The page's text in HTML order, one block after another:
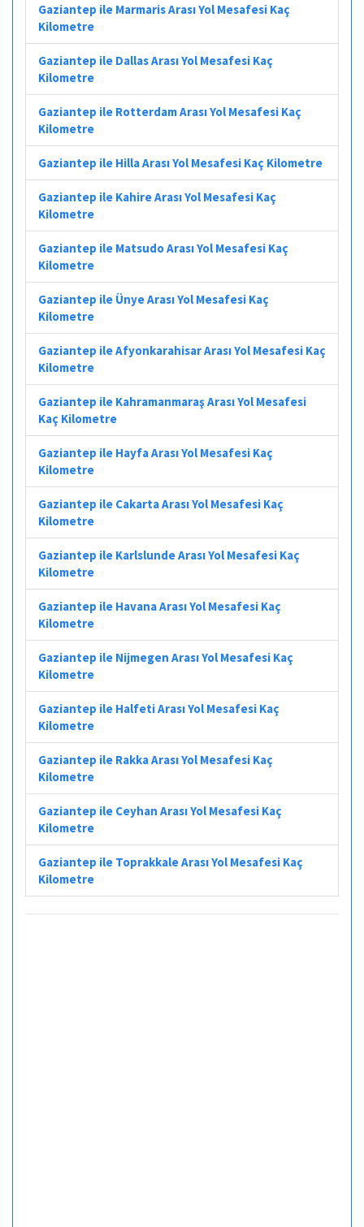
Gaziantep ile Marmaris Arası Yol Mesafesi Kaç
Kilometre
Gaziantep ile Dallas Arası Yol Mesafesi Kaç
Kilometre
Gaziantep ile Rotterdam Arası Yol Mesafesi Kaç
Kilometre
Gaziantep ile Hilla Arası Yol Mesafesi Kaç Kilometre
Gaziantep ile Kahire Arası Yol Mesafesi Kaç
Kilometre
Gaziantep ile Matsudo Arası Yol Mesafesi Kaç
Kilometre
Gaziantep ile Ünye Arası Yol Mesafesi Kaç
Kilometre
Gaziantep ile Afyonkarahisar Arası Yol Mesafesi Kaç
Kilometre
Gaziantep ile Kahramanmaraş Arası Yol Mesafesi
Kaç Kilometre
Gaziantep ile Hayfa Arası Yol Mesafesi Kaç
Kilometre
Gaziantep ile Cakarta Arası Yol Mesafesi Kaç
Kilometre
Gaziantep ile Karlslunde Arası Yol Mesafesi Kaç
Kilometre
Gaziantep ile Havana Arası Yol Mesafesi Kaç
Kilometre
Gaziantep ile Nijmegen Arası Yol Mesafesi Kaç
Kilometre
Gaziantep ile Halfeti Arası Yol Mesafesi Kaç
Kilometre
Gaziantep ile Rakka Arası Yol Mesafesi Kaç
Kilometre
Gaziantep ile Ceyhan Arası Yol Mesafesi Kaç
Kilometre
Gaziantep ile Toprakkale Arası Yol Mesafesi Kaç
Kilometre